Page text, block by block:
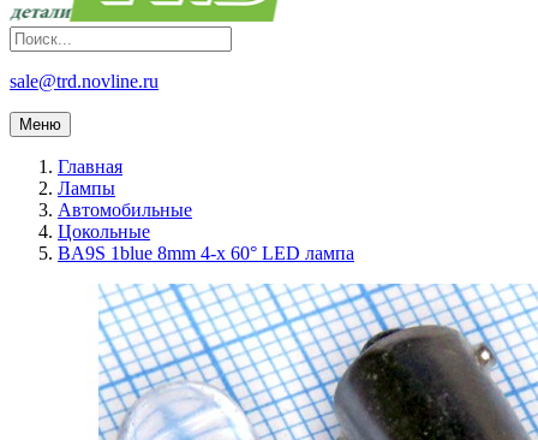
sale@trd.novline.ru
Меню
Главная
Лампы
Автомобильные
Цокольные
BA9S 1blue 8mm 4-х 60° LED лампа